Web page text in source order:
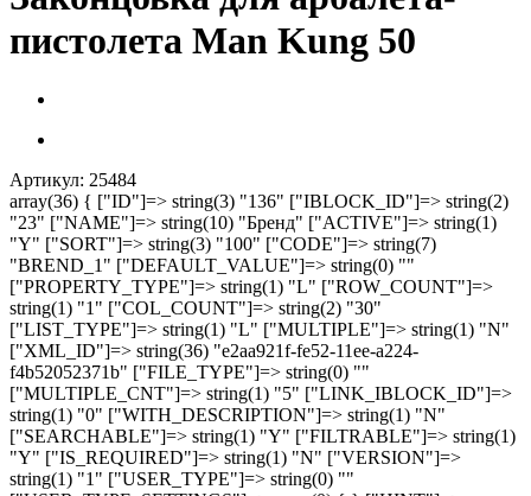
пистолета Man Kung 50
Артикул: 25484
array(36) { ["ID"]=> string(3) "136" ["IBLOCK_ID"]=> string(2)
"23" ["NAME"]=> string(10) "Бренд" ["ACTIVE"]=> string(1)
"Y" ["SORT"]=> string(3) "100" ["CODE"]=> string(7)
"BREND_1" ["DEFAULT_VALUE"]=> string(0) ""
["PROPERTY_TYPE"]=> string(1) "L" ["ROW_COUNT"]=>
string(1) "1" ["COL_COUNT"]=> string(2) "30"
["LIST_TYPE"]=> string(1) "L" ["MULTIPLE"]=> string(1) "N"
["XML_ID"]=> string(36) "e2aa921f-fe52-11ee-a224-
f4b52052371b" ["FILE_TYPE"]=> string(0) ""
["MULTIPLE_CNT"]=> string(1) "5" ["LINK_IBLOCK_ID"]=>
string(1) "0" ["WITH_DESCRIPTION"]=> string(1) "N"
["SEARCHABLE"]=> string(1) "Y" ["FILTRABLE"]=> string(1)
"Y" ["IS_REQUIRED"]=> string(1) "N" ["VERSION"]=>
string(1) "1" ["USER_TYPE"]=> string(0) ""